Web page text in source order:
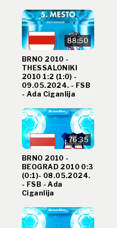
88:50
BRNO 2010 -
THESSALONIKI
2010 1:2 (1:0) -
09.05.2024. - FSB
- Ada Ciganlija
76:35
BRNO 2010 -
BEOGRAD 2010 0:3
(0:1)- 08.05.2024.
- FSB - Ada
Ciganlija